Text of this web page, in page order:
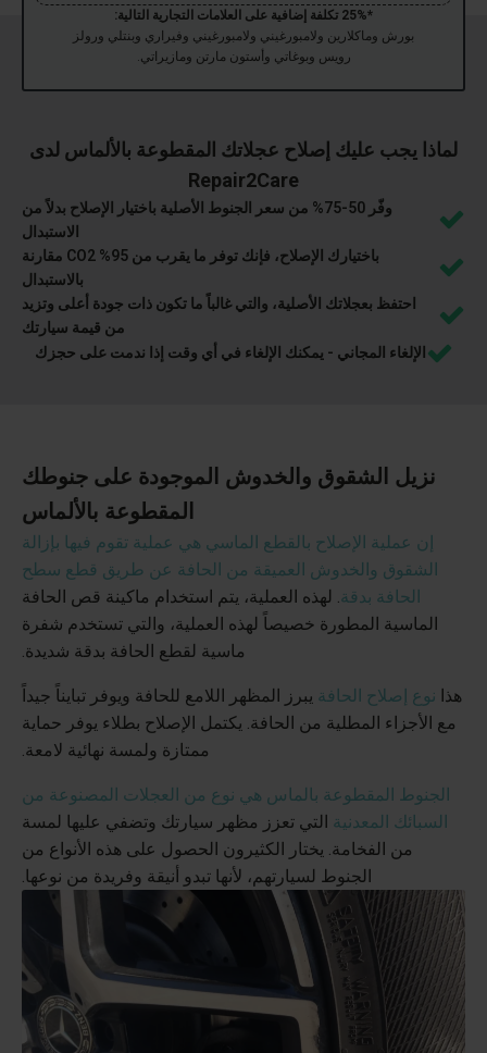
*25% تكلفة إضافية على العلامات التجارية التالية:
بورش وماكلارين ولامبورغيني ولامبورغيني وفيراري وبنتلي ورولز
رويس وبوغاتي وأستون مارتن ومازيراتي.
لماذا يجب عليك إصلاح عجلاتك المقطوعة بالألماس لدى
Repair2Care
وفّر 50-75% من سعر الجنوط الأصلية باختيار الإصلاح بدلاً من
الاستبدال
باختيارك الإصلاح، فإنك توفر ما يقرب من 95% CO2 مقارنة
بالاستبدال
احتفظ بعجلاتك الأصلية، والتي غالباً ما تكون ذات جودة أعلى وتزيد
من قيمة سيارتك
الإلغاء المجاني - يمكنك الإلغاء في أي وقت إذا ندمت على حجزك
نزيل الشقوق والخدوش الموجودة على جنوطك
المقطوعة بالألماس
إن عملية الإصلاح بالقطع الماسي هي عملية تقوم فيها بإزالة
الشقوق والخدوش العميقة من الحافة عن طريق قطع سطح
الحافة بدقة. لهذه العملية، يتم استخدام ماكينة قص الحافة
الماسية المطورة خصيصاً لهذه العملية، والتي تستخدم شفرة
ماسية لقطع الحافة بدقة شديدة.
هذا نوع إصلاح الحافة يبرز المظهر اللامع للحافة ويوفر تبايناً جيداً
مع الأجزاء المطلية من الحافة. يكتمل الإصلاح بطلاء يوفر حماية
ممتازة ولمسة نهائية لامعة.
الجنوط المقطوعة بالماس هي نوع من العجلات المصنوعة من
السبائك المعدنية التي تعزز مظهر سيارتك وتضفي عليها لمسة
من الفخامة. يختار الكثيرون الحصول على هذه الأنواع من
الجنوط لسيارتهم، لأنها تبدو أنيقة وفريدة من نوعها.